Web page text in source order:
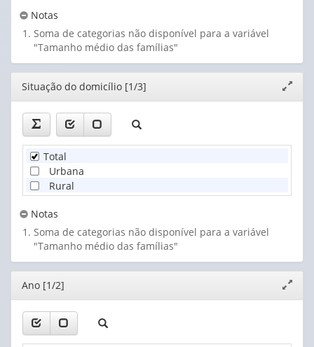
Notas
Soma de categorias não disponível para a variável
"Tamanho médio das famílias"
Editor
janela
Situação do domicílio [1/3]
Total
Urbana
Rural
Notas
Soma de categorias não disponível para a variável
"Tamanho médio das famílias"
Editor
janela
Ano [1/2]